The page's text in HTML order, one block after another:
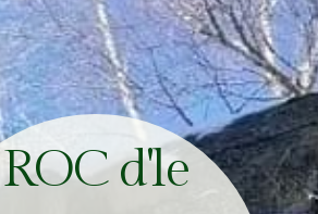
ROC d'le